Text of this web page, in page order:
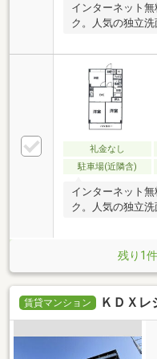
インターネット
ク。人気の独立洗
礼金なし
駐車場(近隣含)
インターネット
ク。人気の独立洗
残り1
賃貸マンション ＫＤＸレ